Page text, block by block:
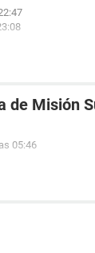
de Misión
05:46